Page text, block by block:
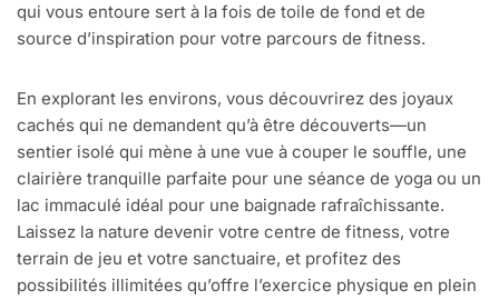
qui vous entoure sert à la fois de toile de fond et de
source d’inspiration pour votre parcours de fitness.
En explorant les environs, vous découvrirez des joyaux
cachés qui ne demandent qu’à être découverts—un
sentier isolé qui mène à une vue à couper le souffle, une
clairière tranquille parfaite pour une séance de yoga ou un
lac immaculé idéal pour une baignade rafraîchissante.
Laissez la nature devenir votre centre de fitness, votre
terrain de jeu et votre sanctuaire, et profitez des
possibilités illimitées qu’offre l’exercice physique en plein